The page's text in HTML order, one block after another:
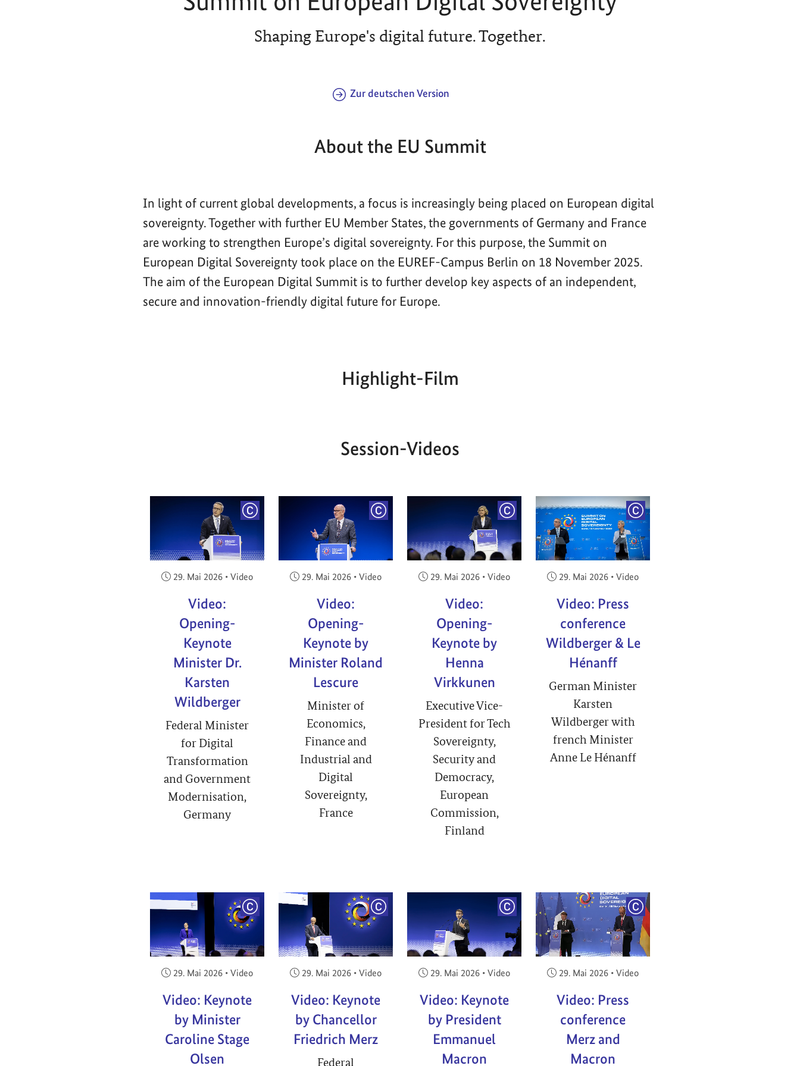
Shaping Europe's digital future. Together.
Zur deutschen Version
About the EU Summit
In light of current global developments, a focus is increasingly being placed on European digital
sovereignty. Together with further EU Member States, the governments of Germany and France
are working to strengthen Europe’s digital sovereignty. For this purpose, the Summit on
European Digital Sovereignty took place on the EUREF-Campus Berlin on 18 November 2025.
The aim of the European Digital Summit is to further develop key aspects of an independent,
secure and innovation-friendly digital future for Europe.
Highlight-Film
Aktueller
00:00|Gesamtlaufzeit
00:00
Session-Videos
COPYRIGHT
Veröffentlicht am:
29. Mai 2026 • Video
Video:
Opening-
Keynote
Minister Dr.
Karsten
Wildberger
Federal Minister
for Digital
Transformation
and Government
Modernisation,
Germany
COPYRIGHT
Veröffentlicht am:
29. Mai 2026 • Video
Video:
Opening-
Keynote by
Minister Roland
Lescure
Minister of
Economics,
Finance and
Industrial and
Digital
Sovereignty,
France
COPYRIGHT
Veröffentlicht am:
29. Mai 2026 • Video
Video:
Opening-
Keynote by
Henna
Virkkunen
Executive Vice-
President for Tech
Sovereignty,
Security and
Democracy,
European
Commission,
Finland
COPYRIGHT
Veröffentlicht am:
29. Mai 2026 • Video
Video: Press
conference
Wildberger & Le
Hénanff
German Minister
Karsten
Wildberger with
french Minister
Anne Le Hénanff
COPYRIGHT
Veröffentlicht am:
29. Mai 2026 • Video
Video: Keynote
by Minister
Caroline Stage
Olsen
COPYRIGHT
Veröffentlicht am:
29. Mai 2026 • Video
Video: Keynote
by Chancellor
Friedrich Merz
Federal
COPYRIGHT
Veröffentlicht am:
29. Mai 2026 • Video
Video: Keynote
by President
Emmanuel
Macron
COPYRIGHT
Veröffentlicht am:
29. Mai 2026 • Video
Video: Press
conference
Merz and
Macron